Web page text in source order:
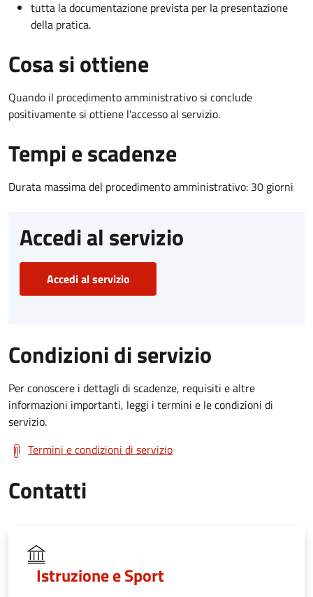
tutta la documentazione prevista per la presentazione
della pratica.
Cosa si ottiene
Quando il procedimento amministrativo si conclude
positivamente si ottiene l'accesso al servizio.
Tempi e scadenze
Durata massima del procedimento amministrativo: 30 giorni
Accedi al servizio
Accedi al servizio
Condizioni di servizio
Per conoscere i dettagli di scadenze, requisiti e altre
informazioni importanti, leggi i termini e le condizioni di
servizio.
Termini e condizioni di servizio
Contatti
Istruzione e Sport